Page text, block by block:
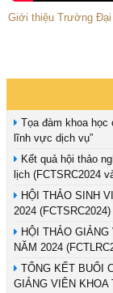
Giới thiệu Trường Đại
Tọa đàm khoa học
lĩnh vực dịch vụ”
Kết quả hội thảo
lịch (FCTSRC2024
HỘI THẢO SINH
2024 (FCTSRC2024)
HỘI THẢO
NĂM 2024
TỔNG KẾT BUỔI
GIẢNG VIÊN KHOA